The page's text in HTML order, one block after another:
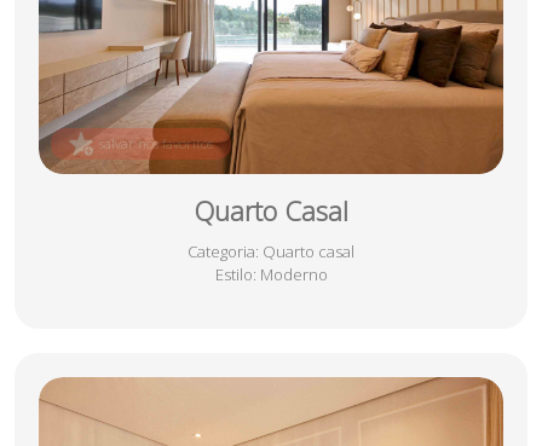
Quarto Casal
Categoria: Quarto casal
Estilo: Moderno
salvar nos favoritos